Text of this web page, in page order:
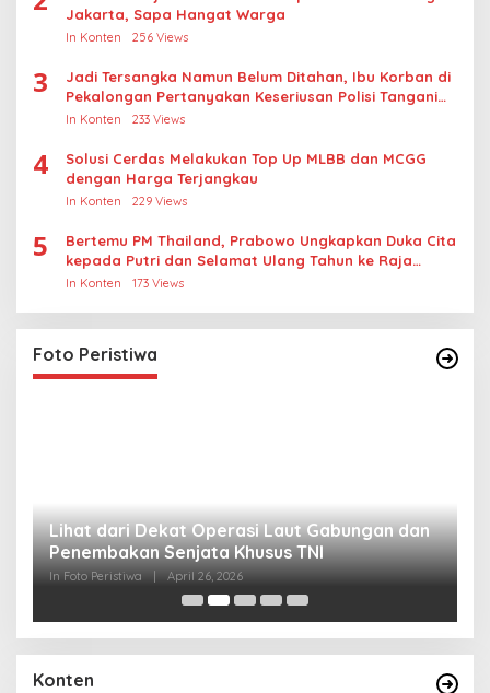
Jakarta, Sapa Hangat Warga
In Konten 256 Views
3
Jadi Tersangka Namun Belum Ditahan, Ibu Korban di
Pekalongan Pertanyakan Keseriusan Polisi Tangani
Kasus Rudapksa Sampai Anaknya Hamil
In Konten 233 Views
4
Solusi Cerdas Melakukan Top Up MLBB dan MCGG
dengan Harga Terjangkau
In Konten 229 Views
5
Bertemu PM Thailand, Prabowo Ungkapkan Duka Cita
kepada Putri dan Selamat Ulang Tahun ke Raja
Thailand
In Konten 173 Views
Foto Peristiwa
Lihat dari Dekat Operasi Laut Gabungan dan
Penembakan Senjata Khusus TNI
In Foto Peristiwa April 26, 2026
Konten